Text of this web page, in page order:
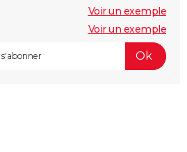
Voir un exemple
Voir un exemple